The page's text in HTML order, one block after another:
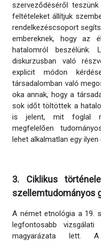
szerveződéséről
feltételeket állítjuk
rendelkezéscsoport
embereknek, hogy az
hatalomról beszélünk.
diskurzusban való
explicit módon
társadalomban való
oka annak, hogy a
sok időt töltöttek a
is jelent, mit foglal
megfelelően
lehet alkalmatlan egy
3. Ciklikus
szellemtudományos
A német etnológia a 19.
legfontosabb
magyarázata lett. A